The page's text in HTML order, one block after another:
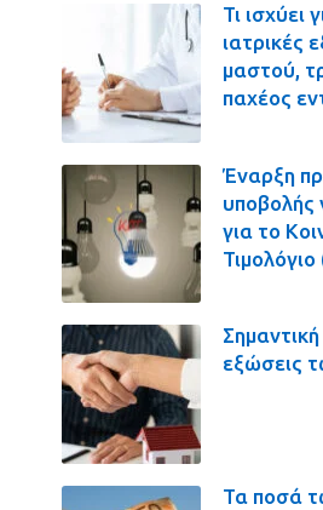
Τι ισχύει
ιατρικές
μαστού,
παχέος
Έναρξη
υποβολής
για το
εξώσεις
Τα ποσά